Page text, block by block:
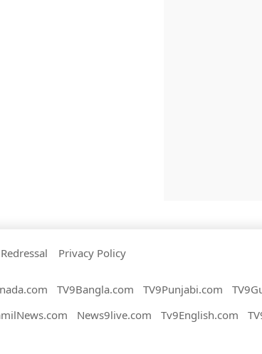
Privacy Policy
TV9Bangla.com TV9Punjabi.com
News9live.com Tv9English.com